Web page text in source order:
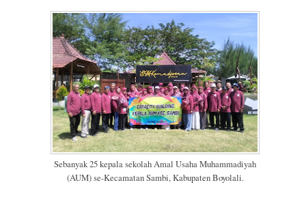
Sebanyak 25 kepala sekolah Amal Usaha Muhammadiyah
(AUM) se-Kecamatan Sambi, Kabupaten Boyolali.